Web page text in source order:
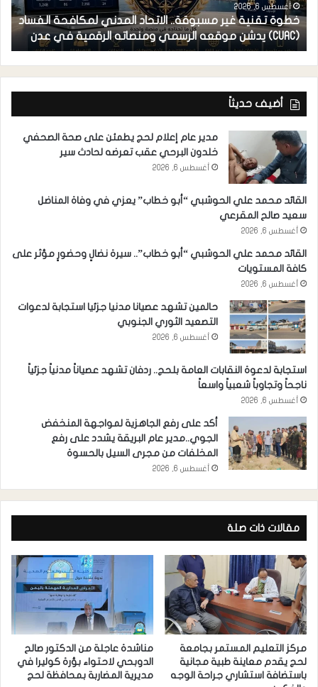
أغسطس 6, 2026
خطوة تقنية غير مسبوقة.. الاتحاد المدني لمكافحة الفساد
(CUAC) يدشن موقعه الرسمي ومنصاته الرقمية في عدن
أضيف حديثاً
مدير عام إعلام لحج يطمئن على صحة الصحفي
خلدون البرحي عقب تعرضه لحادث سير
أغسطس 6, 2026
القائد محمد علي الحوشبي “أبو خطاب” يعزي في وفاة المناضل
سعيد صالح المقرعي
أغسطس 6, 2026
القائد محمد علي الحوشبي “أبو خطاب”.. سيرة نضالٍ وحضورٍ مؤثر على
كافة المستويات
أغسطس 6, 2026
حالمين تشهد عصيانا مدنيا جزئيا استجابة لدعوات
التصعيد الثوري الجنوبي
أغسطس 6, 2026
استجابة لدعوة النقابات العامة بلحج.. ردفان تشهد عصياناً مدنياً جزئياً
ناجحاً وتجاوباً شعبياً واسعاً
أغسطس 6, 2026
أكد على رفع الجاهزية لمواجهة المنخفض
الجوي..مدير عام البريقة يشدد على رفع
المخلفات من مجرى السيل بالحسوة
أغسطس 6, 2026
مقالات ذات صلة
مركز التعليم المستمر بجامعة
لحج يقدم معاينة طبية مجانية
باستضافة استشاري جراحة الوجه
مناشدة عاجلة من الدكتور صالح
الدوبحي لاحتواء بؤرة كوليرا في
مديرية المضاربة بمحافظة لحج